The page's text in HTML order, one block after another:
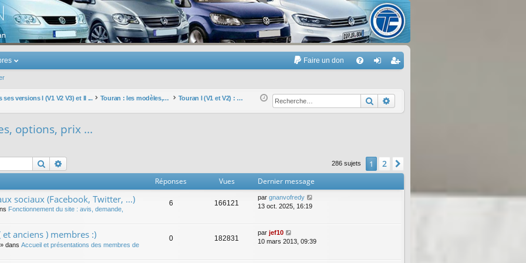
Touran
Faire un don
Q ne
xi
nr
eg
r
versions I (V1 V2 V3) et II ... Touran : les modèles, les prix, les achats, les options, ... Touran I (V1 et V2) : modèles, options, prix ... Rechercher
options, prix ...
Rechercher 286 sujets 1 2
Réponses Vues Dernier message
sociaux (Facebook, Twitter, ...)
Fonctionnement du site : avis, demande,
6 166121
par gnanvofredy
13 oct. 2025, 16:19
anciens ) membres :)
» dans Accueil et présentations des membres de
0 182831
par jef10
10 mars 2013, 09:39